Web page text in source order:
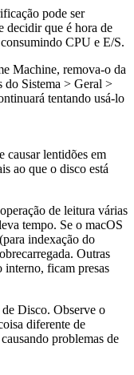
pode ser
decidir que é hora de
CPU e E/S.
Machine, remova-o da
do Sistema > Geral >
tentando usá-lo
causar lentidões em
ao que o disco está
de leitura várias
tempo. Se o macOS
indexação do
Outras
interno, ficam presas
Disco. Observe o
diferente de
problemas de